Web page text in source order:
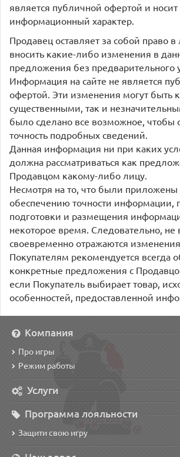
является публичной офертой и
информационный характер.
Продавец оставляет за собой право
вносить какие-либо изменения в
предложения без предварительного
Информация на сайте не является
офертой. Эти изменения могут быть
существенными, так и
было сделано все возможное, чтобы
точность подробных сведений.
Данная информация ни при каких
должна рассматриваться как
Продавцом какому-либо лицу.
Несмотря на то, что были приложены
обеспечению точности информации,
подготовки и размещения
некоторое время. Следовательно, не
своевременно отражаются изменения.
Покупателям рекомендуется всегда
конкретные предложения с
если Покупатель выбирает товар,
особенностей, предоставленной
Компания
Про игры
Режим работы
Услуги
Программа лояльности
Защити свою игру